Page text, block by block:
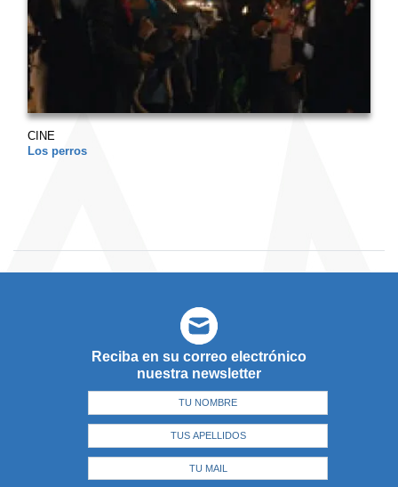
CINE
Los perros
Reciba en su correo electrónico
nuestra newsletter